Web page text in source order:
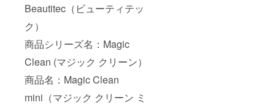
Beautitec（ビューティテッ
ク）
商品シリーズ名：Magic
Clean (マジック クリーン）
商品名：Magic Clean
mini（マジック クリーン ミ